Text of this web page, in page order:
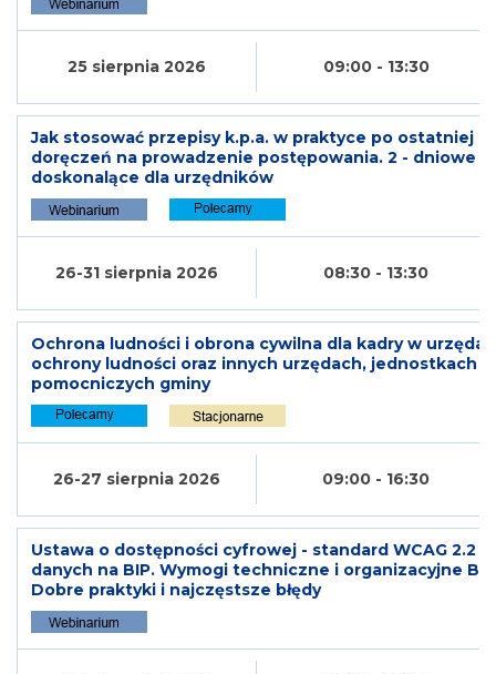
25 sierpnia 2026 09:00 - 13:30
Jak stosować przepisy k.p.a. w praktyce po ostatniej
doręczeń na prowadzenie postępowania. 2 - dniowe
doskonalące dla urzędników
26-31 sierpnia 2026 08:30 - 13:30
Ochrona ludności i obrona cywilna dla kadry w
ochrony ludności oraz innych urzędach, jednostkach
pomocniczych gminy
26-27 sierpnia 2026 09:00 - 16:30
Ustawa o dostępności cyfrowej - standard WCAG 2.2
danych na BIP. Wymogi techniczne i organizacyjne
Dobre praktyki i najczęstsze błędy